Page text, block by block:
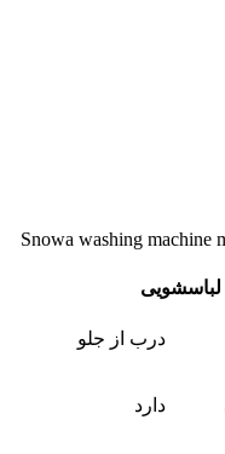
Snowa washing machine
درب از جلو
دارد